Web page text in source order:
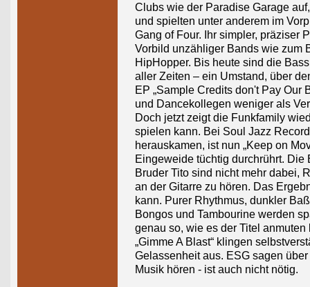
Clubs wie der Paradise Garage
und spielten unter anderem im
Gang of Four. Ihr simpler, präziser
Vorbild unzähliger Bands wie zum
HipHopper. Bis heute sind die
aller Zeiten – ein Umstand, über
EP „Sample Credits don't Pay Our
und Dancekollegen weniger als
Doch jetzt zeigt die Funkfamily
spielen kann. Bei Soul Jazz
herauskamen, ist nun „Keep on
Eingeweide tüchtig durchrührt.
Bruder Tito sind nicht mehr dabei,
an der Gitarre zu hören. Das
kann. Purer Rhythmus, dunkler
Bongos und Tambourine werden
genau so, wie es der Titel anmuten
„Gimme A Blast“ klingen
Gelassenheit aus. ESG sagen
Musik hören - ist auch nicht nötig.